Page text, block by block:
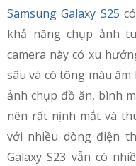
Samsung Galaxy S25
khả năng chụp ảnh
camera này có xu
sâu và có tông màu
ảnh chụp đồ ăn, bình
nên rất nịnh mắt và
với nhiều dòng điện
Galaxy S23 vẫn có